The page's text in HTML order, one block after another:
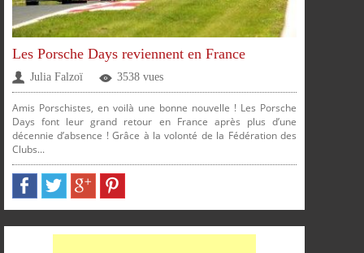
Les Porsche Days reviennent en France
Julia Falzoï 3538 vues
Amis Porschistes, en voilà une bonne nouvelle ! Les Porsche
Days font leur grand retour en France après plus d’une
décennie d’absence ! Grâce à la volonté de la Fédération des
Clubs...